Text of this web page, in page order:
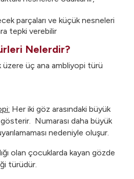
parçaları ve küçük nesneleri
tepki verebilir
Nelerdir?
üzere üç ana ambliyopi türü
Her iki göz arasındaki büyük
Numarası daha büyük
nedeniyle oluşur.
olan çocuklarda kayan gözde
türüdür.